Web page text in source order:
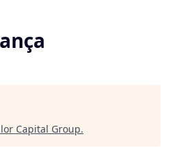
Capital Group.